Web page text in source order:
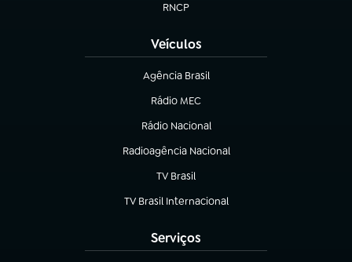
RNCP
(abre em nova aba)
Veículos
Agência Brasil
(abre em nova aba)
Rádio MEC
(abre em nova aba)
Rádio Nacional
Radioagência Nacional
(abre em nova aba)
TV Brasil
(abre em nova aba)
TV Brasil Internacional
(abre em nova aba)
Serviços